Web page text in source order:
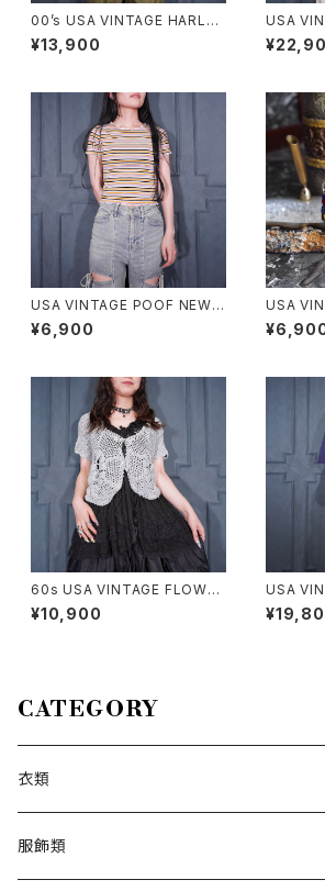
00’s USA VINTAGE HARLEY
DAVIDSON EMBROIDERY D
ESIGN HALF SLEEVE WORK
ン半袖ワークシャツ
¥13,900
USA
h
E
バイラル
デザイン
ネンシャ
USA VINTAGE POOF NEW Y
ORK COLORFUL BORDER P
ATTERNED HALF SLEEVE T
¥6,900
USA
BEADS
メリカ古
60s USA VINTAGE FLOWER
DESIGN HALF SLEEVE CRO
CHET KNIT CARDIGAN/60
¥10,900
USA
h
COLLAR
CATEGORY
衣類
トップス
服飾類